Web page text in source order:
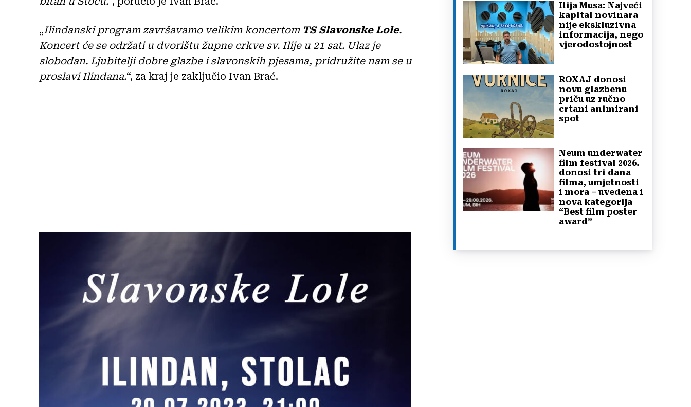
„Ilindanski program završavamo velikim koncertom TS Slavonske Lole.
Koncert će se održati u dvorištu župne crkve sv. Ilije u 21 sat. Ulaz je
slobodan. Ljubitelji dobre glazbe i slavonskih pjesama, pridružite nam se u
proslavi Ilindana.“, za kraj je zaključio Ivan Brać.
Ilija Musa: Najveći
kapital novinara
nije ekskluzivna
informacija, nego
vjerodostojnost
ROXAJ donosi
novu glazbenu
priču uz ručno
crtani animirani
spot
Neum underwater
film festival 2026.
donosi tri dana
filma, umjetnosti
i mora – uvedena i
nova kategorija
“Best film poster
award”